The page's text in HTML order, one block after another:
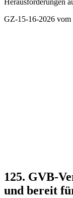
Herausforderungen
GZ-15-16-2026 vom
125. GVB-
und bereit